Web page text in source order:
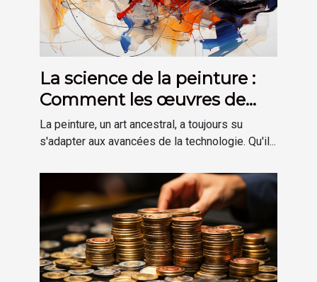
La science de la peinture :
Comment les œuvres de
Miguel Pires utilisent la
technologie moderne
La peinture, un art ancestral, a toujours su
s'adapter aux avancées de la technologie. Qu'il...